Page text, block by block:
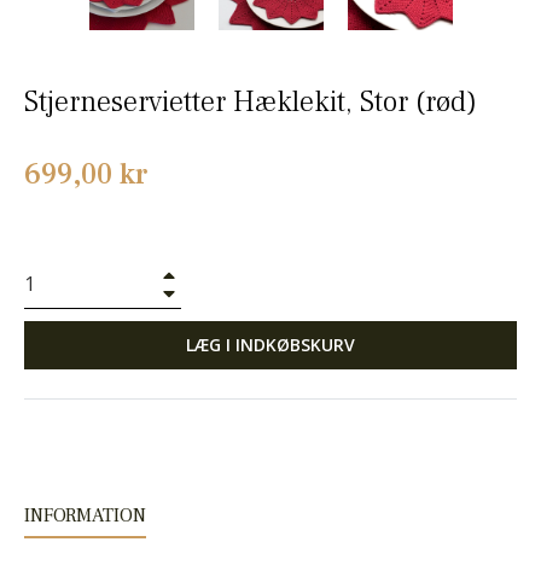
Stjerneservietter Hæklekit, Stor (rød)
Normalpris
699,00 kr
LÆG I INDKØBSKURV
INFORMATION